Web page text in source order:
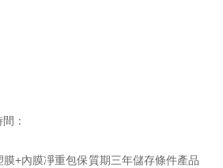
：
+內膜凈重包保質期三年儲存條件產品